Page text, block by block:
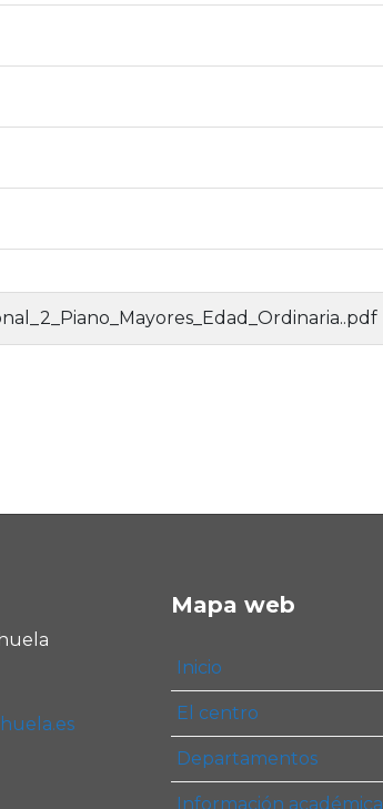
Mapa web
Inicio
El centro
Departamentos
Información académica